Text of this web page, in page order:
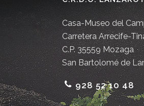
Casa-Museo del
Carretera Arrecife-
C.P. 35559 Mozaga
San Bartolomé de
928 52 10 48